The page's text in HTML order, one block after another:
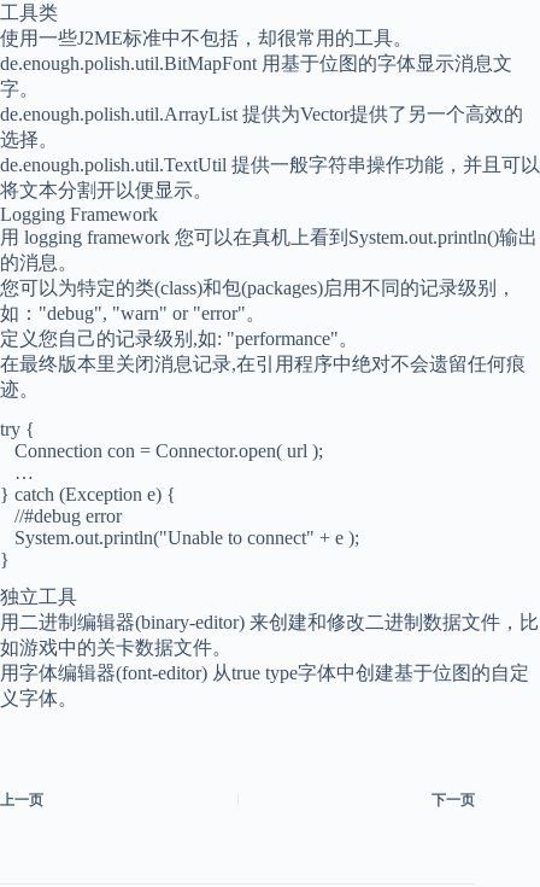
工具类
使用一些J2ME标准中不包括，却很常用的工具。
de.enough.polish.util.BitMapFont 用基于位图的字体显示消息文
字。
de.enough.polish.util.ArrayList 提供为Vector提供了另一个高效的
选择。
de.enough.polish.util.TextUtil 提供一般字符串操作功能，并且可以
将文本分割开以便显示。
Logging Framework
用 logging framework 您可以在真机上看到System.out.println()输出
的消息。
您可以为特定的类(class)和包(packages)启用不同的记录级别，
如："debug", "warn" or "error"。
定义您自己的记录级别,如: "performance"。
在最终版本里关闭消息记录,在引用程序中绝对不会遗留任何痕
迹。
try {
Connection con = Connector.open( url );
…
} catch (Exception e) {
//#debug error
System.out.println("Unable to connect" + e );
}
独立工具
用二进制编辑器(binary-editor) 来创建和修改二进制数据文件，比
如游戏中的关卡数据文件。
用字体编辑器(font-editor) 从true type字体中创建基于位图的自定
义字体。
上一页 下一页